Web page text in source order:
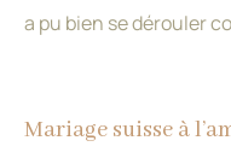
a pu bien se dérouler
Mariage suisse à